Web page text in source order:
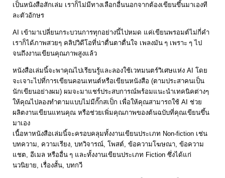
เป็นหนังสือสักเล่ม เราก็ไม่มีทางเลือกอื่นนอกจากต้องเขียนขึ้นมาเองที
ละตัวอักษร
AI เข้ามาเปลี่ยนกระบวนการทุกอย่างนี้ไปหมด แค่เขียนพรอมต์ไม่กี่คำ
เราก็ได้ภาพสวยๆ คลิปวิดีโอที่น่าตื่นตาตื่นใจ เพลงมัน ๆ เพราะ ๆ ไป
จนถึงงานเขียนคุณภาพสูงแล้ว
หนังสือเล่มนี้จะพาคุณไปเรียนรู้และลองใช้เวทมนตร์วิเศษแห่ง AI โดย
จะเจาะไปที่การเขียนคอนเทนต์หรือเขียนหนังสือ (ตามประสาคนเป็น
นักเขียนอย่างผม) ผมจะมาแชร์ประสบการณ์พร้อมแนะนำเทคนิคต่างๆ
ให้คุณไปลองทำตามแบบไม่มีกั๊กสเป็ก เพื่อให้คุณสามารถใช้ AI ช่วย
ผลิตงานเขียนแทนคุณ หรือช่วยเพิ่มคุณภาพของต้นฉบับที่คุณเขียนขึ้น
มาเอง
เนื้อหาหนังสือเล่มนี้จะครอบคลุมทั้งงานเขียนประเภท Non-fiction เช่น
บทความ, ความเรียง, บทวิจารณ์, โพสต์, ข้อความโฆษณา, ข้อความ
แชต, อีเมล หรืออื่น ๆ และทั้งงานเขียนประเภท Fiction ซึ่งได้แก่
นวนิยาย, เรื่องสั้น, บทกวี